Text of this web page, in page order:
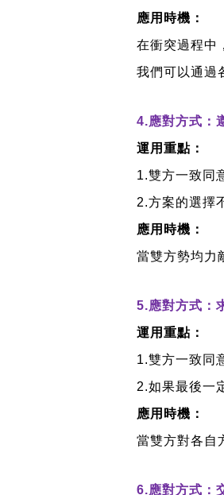
應用時機：
在衝突過程中
我們可以通過
4.應對方式：
運用重點：
1.雙方一致同
2.方案的選擇
應用時機：
當雙方勢均力
5.應對方式：
運用重點：
1.雙方一致同
2.如果最後一
應用時機：
當雙方對各自
6.應對方式：